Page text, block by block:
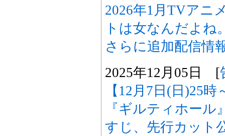
2026年1月TVアニ
トは女なんだよね
さらに追加配信情
2025年12月05日 [
【12月7日(日)25
『ギルティホール
すじ、先行カット